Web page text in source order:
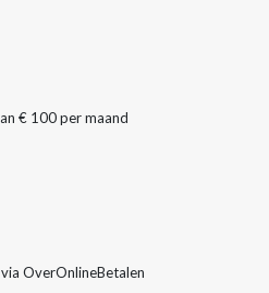
€ 100 per maand
OverOnlineBetalen